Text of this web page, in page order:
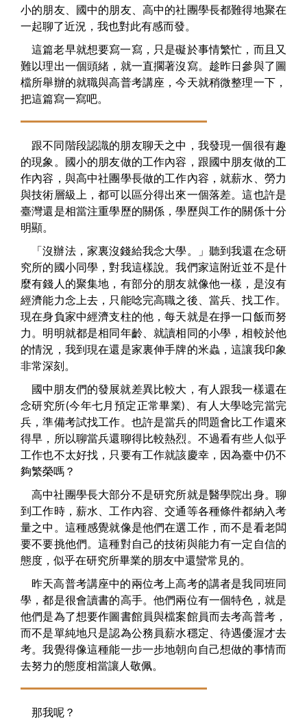
小的朋友、國中的朋友、高中的社團學長都難得地聚在
一起聊了近況，我也對此有感而發。
這篇老早就想要寫一寫，只是礙於事情繁忙，而且又
難以理出一個頭緒，就一直擱著沒寫。趁昨日參與了圖
檔所舉辦的就職與高普考講座，今天就稍微整理一下，
把這篇寫一寫吧。
跟不同階段認識的朋友聊天之中，我發現一個很有趣
的現象。國小的朋友做的工作內容，跟國中朋友做的工
作內容，與高中社團學長做的工作內容，就薪水、勞力
與技術層級上，都可以區分得出來一個落差。這也許是
臺灣還是相當注重學歷的關係，學歷與工作的關係十分
明顯。
「沒辦法，家裏沒錢給我念大學。」聽到我還在念研
究所的國小同學，對我這樣說。我們家這附近並不是什
麼有錢人的聚集地，有部分的朋友就像他一樣，是沒有
經濟能力念上去，只能唸完高職之後、當兵、找工作。
現在身負家中經濟支柱的他，每天就是在掙一口飯而努
力。明明就都是相同年齡、就讀相同的小學，相較於他
的情況，我到現在還是家裏伸手牌的米蟲，這讓我印象
非常深刻。
國中朋友們的發展就差異比較大，有人跟我一樣還在
念研究所(今年七月預定正常畢業)、有人大學唸完當完
兵，準備考試找工作。也許是當兵的問題會比工作還來
得早，所以聊當兵還聊得比較熱烈。不過看有些人似乎
工作也不太好找，只要有工作就該慶幸，因為臺中仍不
夠繁榮嗎？
高中社團學長大部分不是研究所就是醫學院出身。聊
到工作時，薪水、工作內容、交通等各種條件都納入考
量之中。這種感覺就像是他們在選工作，而不是看老闆
要不要挑他們。這種對自己的技術與能力有一定自信的
態度，似乎在研究所畢業的朋友中還蠻常見的。
昨天高普考講座中的兩位考上高考的講者是我同班同
學，都是很會讀書的高手。他們兩位有一個特色，就是
他們是為了想要作圖書館員與檔案館員而去考高普考，
而不是單純地只是認為公務員薪水穩定、待遇優渥才去
考。我覺得像這種能一步一步地朝向自己想做的事情而
去努力的態度相當讓人敬佩。
那我呢？